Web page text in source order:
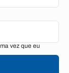
vez que eu